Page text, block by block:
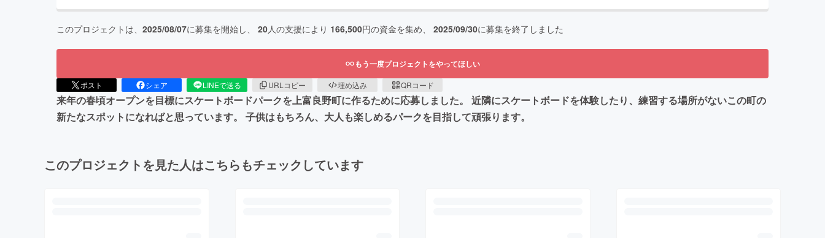
このプロジェクトは、 2025/08/07に募集を開始し、 20人の支援により 166,500円の資金を集め、 2025/09/30に募集を終了しました
もう一度プロジェクトをやってほしい
ポスト シェア LINEで送る URLコピー 埋め込み QRコード
来年の春頃オープンを目標にスケートボードパークを上富良野町に作るために応募しました。 近隣にスケートボードを体験したり、練習する場所がないこの町の
新たなスポットになればと思っています。 子供はもちろん、大人も楽しめるパークを目指して頑張ります。
このプロジェクトを見た人はこちらもチェックしています